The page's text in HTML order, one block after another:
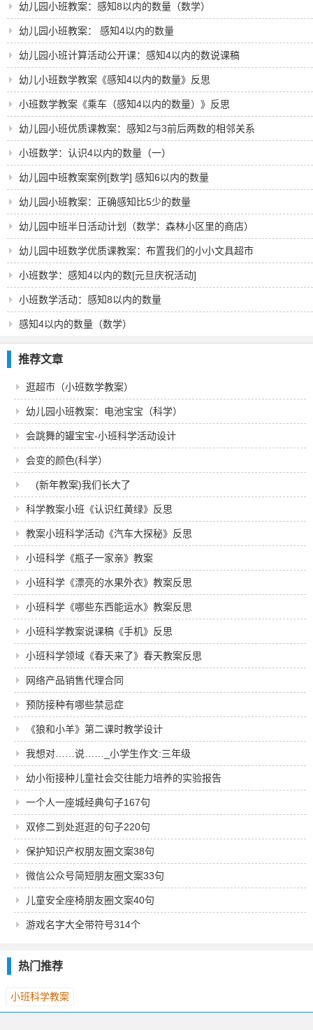
幼儿园小班教案：感知8以内的数量（数学）
幼儿园小班教案： 感知4以内的数量
幼儿园小班计算活动公开课：感知4以内的数说课稿
幼儿小班数学教案《感知4以内的数量》反思
小班数学教案《乘车（感知4以内的数量）》反思
幼儿园小班优质课教案：感知2与3前后两数的相邻关系
（原创）幼儿园小班优质课教案：感知2与3前后两数的相
邻关系（原创）
小班数学：认识4以内的数量（一）
幼儿园中班教案案例[数学] 感知6以内的数量
幼儿园小班教案：正确感知比5少的数量
幼儿园中班半日活动计划（数学：森林小区里的商店）
幼儿园中班数学优质课教案：布置我们的小小文具超市
（原创）
小班数学：感知4以内的数[元旦庆祝活动]
小班数学活动：感知8以内的数量
感知4以内的数量（数学）
推荐文章
逛超市（小班数学教案）
幼儿园小班教案：电池宝宝（科学）
会跳舞的罐宝宝-小班科学活动设计
会变的颜色(科学）
(新年教案)我们长大了
科学教案小班《认识红黄绿》反思
教案小班科学活动《汽车大探秘》反思
小班科学《瓶子一家亲》教案
小班科学《漂亮的水果外衣》教案反思
小班科学《哪些东西能运水》教案反思
小班科学教案说课稿《手机》反思
小班科学领域《春天来了》春天教案反思
网络产品销售代理合同
预防接种有哪些禁忌症
《狼和小羊》第二课时教学设计
我想对……说……_小学生作文:三年级
幼小衔接种儿童社会交往能力培养的实验报告
一个人一座城经典句子167句
双修二到处逛逛的句子220句
保护知识产权朋友圈文案38句
微信公众号简短朋友圈文案33句
儿童安全座椅朋友圈文案40句
游戏名字大全带符号314个
热门推荐
小班科学教案